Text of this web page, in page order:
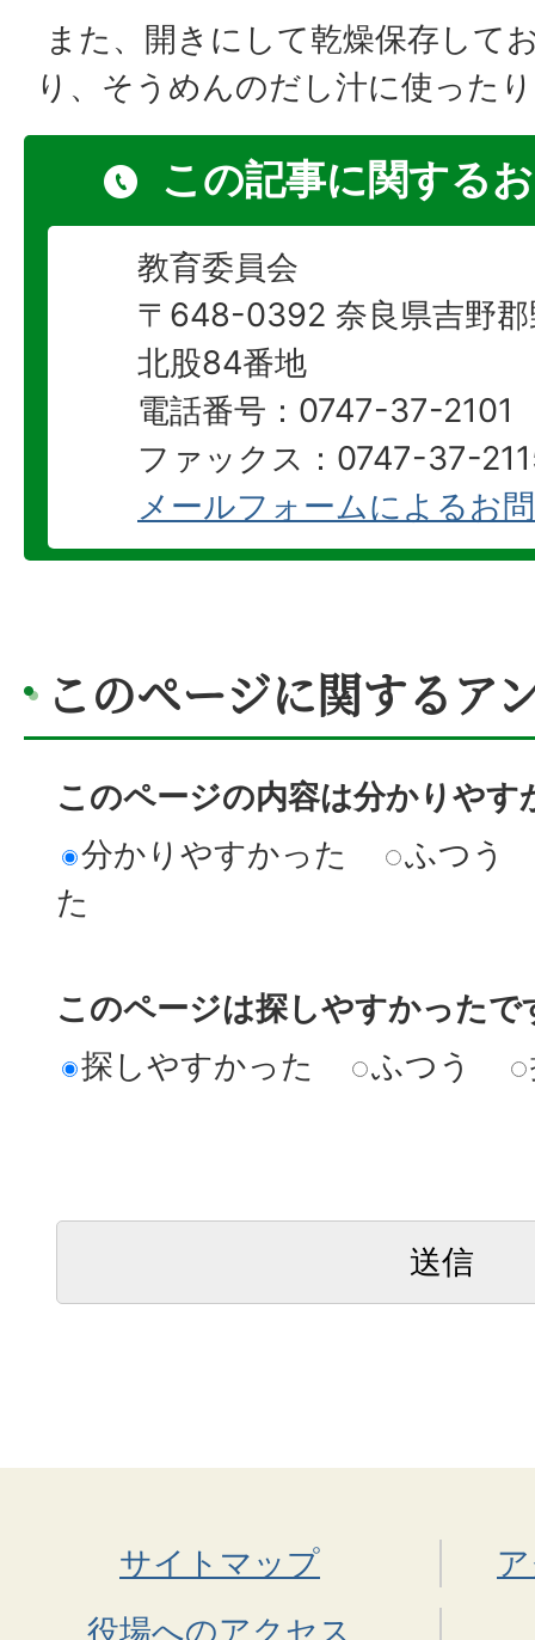
また、開きにして乾燥保存して
り、そうめんのだし汁に使った
この記事に関する
教育委員会
〒648-0392 奈良県吉野郡
北股84番地
電話番号：0747-37-2101
ファックス：0747-37-
メールフォームによるお
このページに関するア
このページの内容は分かりやす
分かりやすかった
ふつう
た
このページは探しやすかったで
探しやすかった
ふつう
サイトマップ
役場へのアクセス